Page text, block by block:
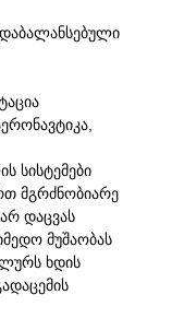
სისტემები
მგრძნობიარე
დაცვას
მუშაობას
ხდის